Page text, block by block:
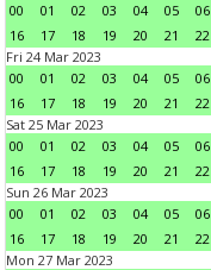
00
01 02 03 04 05 06
16
17 18 19 20 21 22
Fri 24 Mar 2023
00
01 02 03 04 05 06
16
17 18 19 20 21 22
Sat 25 Mar 2023
00
01 02 03 04 05 06
16
17 18 19 20 21 22
Sun 26 Mar 2023
00
01 02 03 04 05 06
16
17 18 19 20 21 22
Mon 27 Mar 2023